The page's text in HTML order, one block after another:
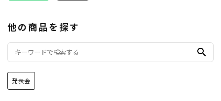
他の商品を探す
search
発表会